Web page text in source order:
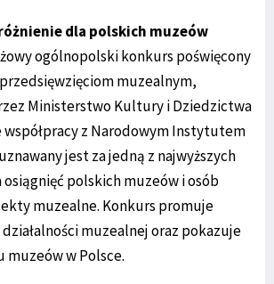
dla polskich muzeów
ogólnopolski konkurs poświęcony
muzealnym,
Ministerstwo Kultury i Dziedzictwa
współpracy z Narodowym Instytutem
jest za jedną z najwyższych
polskich muzeów i osób
muzealne. Konkurs promuje
muzealnej oraz pokazuje
w Polsce.